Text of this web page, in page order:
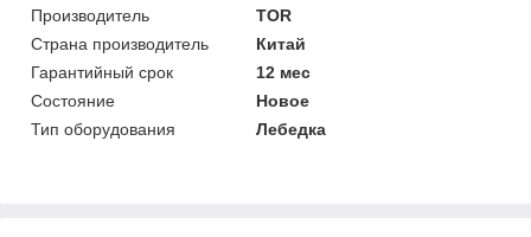
Производитель
TOR
Страна производитель
Китай
Гарантийный срок
12 мес
Состояние
Новое
Тип оборудования
Лебедка